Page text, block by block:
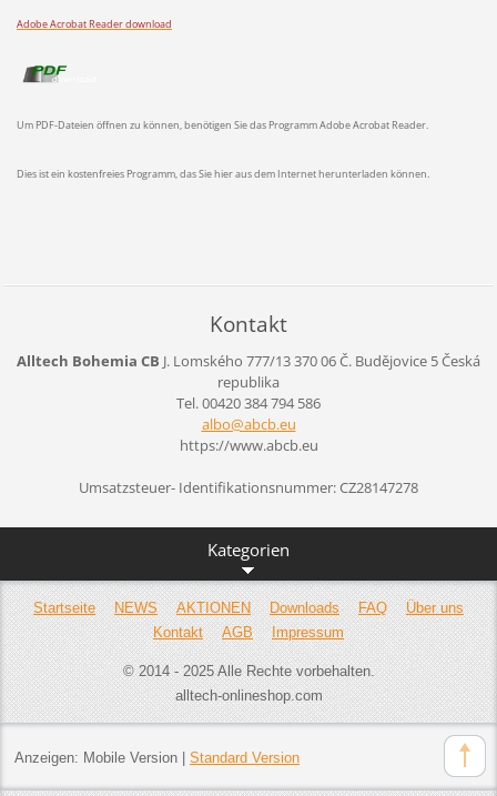
Adobe Acrobat Reader download
Um PDF-Dateien öffnen zu können, benötigen Sie das Programm Adobe Acrobat Reader.
Dies ist ein kostenfreies Programm, das Sie hier aus dem Internet herunterladen können.
Kontakt
Alltech Bohemia CB J. Lomského 777/13370 06 Č. Budějovice 5Česká
republika
Tel. 00420 384 794 586
albo@abcb.eu
https://www.abcb.eu
Umsatzsteuer- Identifikationsnummer: CZ28147278
Kategorien
Startseite NEWS AKTIONEN Downloads FAQ
Über uns
Kontakt
AGB Impressum
© 2014 - 2025 Alle Rechte vorbehalten.
alltech-onlineshop.com
Anzeigen: Mobile Version| Standard Version